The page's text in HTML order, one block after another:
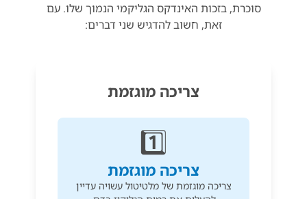
סוכרת, בזכות האינדקס הגליקמי הנמוך שלו. עם
זאת, חשוב להדגיש שני דברים:
צריכה מוגזמת
1️⃣
צריכה מוגזמת
צריכה מוגזמת של מלטיטול עשויה עדיין